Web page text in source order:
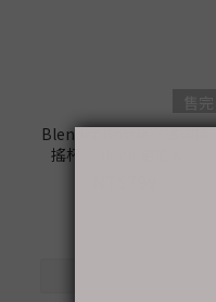
Blender Bottle不鏽鋼搖
搖杯【Sleek 貓星人】